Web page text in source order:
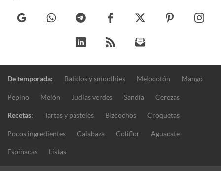
De temporada: Batidos y smoothies Melocotón Mango
Pepino Melón Judías verdes Sandía Cerezas
Recetas: Tartas y pasteles Bizcochos Croquetas
Pocos ingredientes Calabaza Coliflor Aguacate
Espinacas Listas